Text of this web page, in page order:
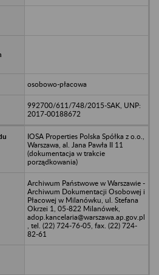
osobowo-płacowa
992700/611/748/2015-SAK, UNP:
2017-00188672
IOSA Properties Polska Spółka z o.o.,
Warszawa, al. Jana Pawła II 11
(dokumentacja w trakcie
porządkowania)
Archiwum Państwowe w Warszawie -
Archiwum Dokumentacji Osobowej i
Płacowej w Milanówku, ul. Stefana
Okrzei 1, 05-822 Milanówek,
adop.kancelaria@warszawa.ap.gov.pl
, tel. (22) 724-76-05, fax. (22) 724-
82-61